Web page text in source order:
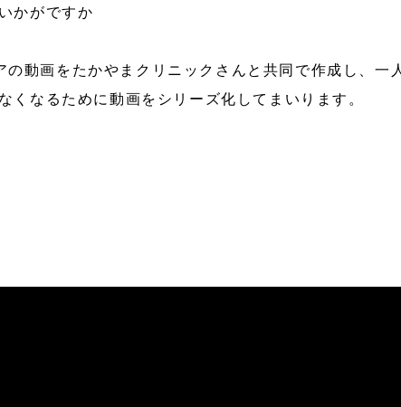
かがですか
動画をたかやまクリニックさんと共同で作成し、一
くなるために動画をシリーズ化してまいります。